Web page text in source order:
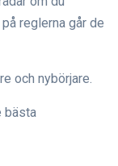
reglerna går de
och nybörjare.
bästa